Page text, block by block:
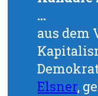
…
aus dem
Elsner,